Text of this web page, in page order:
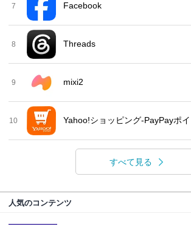
7 Facebook
8 Threads
9 mixi2
10 Yahoo!ショッピング-PayPayポ
すべて見る
人気のコンテンツ